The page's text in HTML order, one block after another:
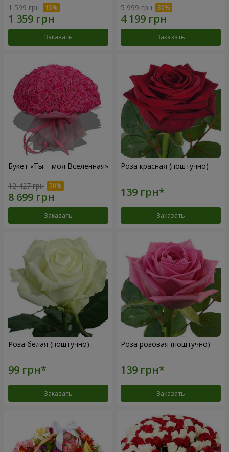
1 599 грн
Заказать
5 999 грн
Заказать
Букет «Ты – моя Вселенная»
12 427 грн
Заказать
Роза красная (поштучно)
Заказать
Роза белая (поштучно)
Заказать
Роза розовая (поштучно)
Заказать